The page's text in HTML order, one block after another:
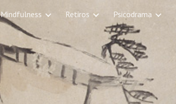
Skip to navigation
Mindfulness Retiros Psicodrama